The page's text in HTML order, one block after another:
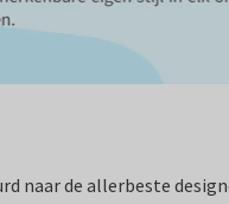
naar de allerbeste